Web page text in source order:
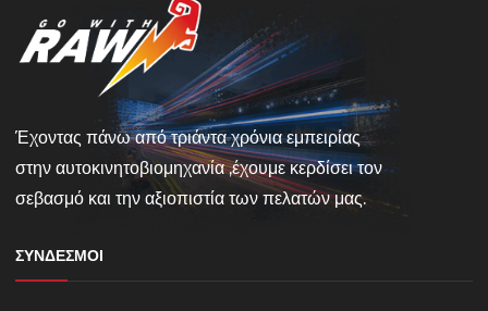
Έχοντας πάνω από τριάντα χρόνια εμπειρίας
στην αυτοκινητοβιομηχανία ,έχουμε κερδίσει τον
σεβασμό και την αξιοπιστία των πελατών μας.
ΣΎΝΔΕΣΜΟΙ